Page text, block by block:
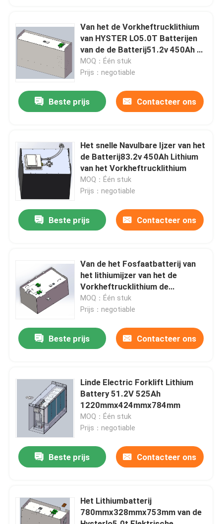
Producten
Ongeveer ons
Fabrieksreis
Contacteer ons
Verzoek om een Citaat
De Batterij van het vorkheftrucklithium
Het Lithiumbatterij van de energieopslag
Van het de Vorkheftrucklithium
van HYSTER LO5.0T Batterijen
van de de Batterij51.2v 450Ah de
Elektrische Vorkheftruck
MOQ：Één stuk
Prijs：negotiable
Beste prijs Contacteer ons
Het snelle Navulbare Ijzer van het
de Batterij83.2v 450Ah Lithium
van het Vorkheftrucklithium
MOQ：Één stuk
Prijs：negotiable
Beste prijs Contacteer ons
Van de het Fosfaatbatterij van
het lithiumijzer van het de
Vorkheftrucklithium de
Elektrische Batterij 76.8v450Ah
MOQ：Één stuk
Prijs：negotiable
Beste prijs Contacteer ons
Linde Electric Forklift Lithium
Battery 51.2V 525Ah
1220mmx424mmx784mm
MOQ：Één stuk
Prijs：negotiable
Beste prijs Contacteer ons
Het Lithiumbatterij
780mmx328mmx753mm van de